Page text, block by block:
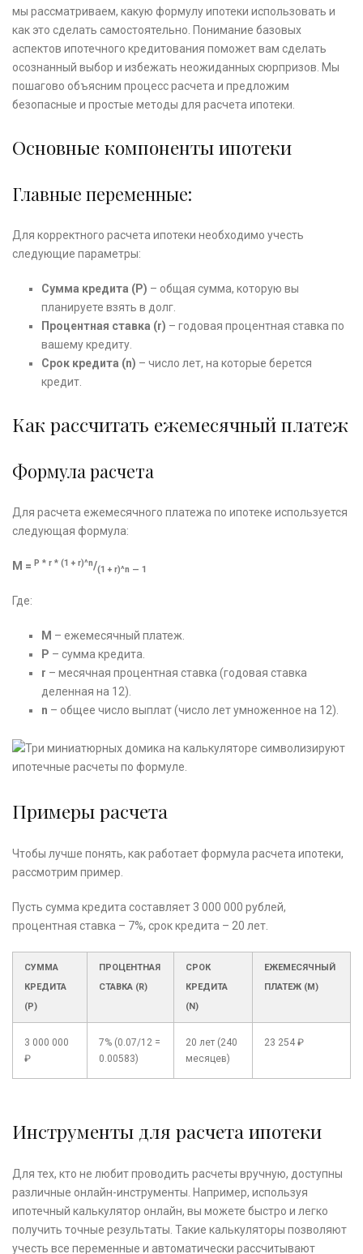
мы рассматриваем, какую формулу ипотеки использовать и
как это сделать самостоятельно. Понимание базовых
аспектов ипотечного кредитования поможет вам сделать
осознанный выбор и избежать неожиданных сюрпризов. Мы
пошагово объясним процесс расчета и предложим
безопасные и простые методы для расчета ипотеки.
Основные компоненты ипотеки
Главные переменные:
Для корректного расчета ипотеки необходимо учесть
следующие параметры:
Сумма кредита (P) – общая сумма, которую вы
планируете взять в долг.
Процентная ставка (r) – годовая процентная ставка по
вашему кредиту.
Срок кредита (n) – число лет, на которые берется
кредит.
Как рассчитать ежемесячный платеж
Формула расчета
Для расчета ежемесячного платежа по ипотеке используется
следующая формула:
M = P * r * (1 + r)^n/(1 + r)^n — 1
Где:
M – ежемесячный платеж.
P – сумма кредита.
r – месячная процентная ставка (годовая ставка
деленная на 12).
n – общее число выплат (число лет умноженное на 12).
Примеры расчета
Чтобы лучше понять, как работает формула расчета ипотеки,
рассмотрим пример.
Пусть сумма кредита составляет 3 000 000 рублей,
процентная ставка – 7%, срок кредита – 20 лет.
СУММА
КРЕДИТА
(P)
ПРОЦЕНТНАЯ
СТАВКА (R)
СРОК
КРЕДИТА
(N)
ЕЖЕМЕСЯЧНЫЙ
ПЛАТЕЖ (M)
3 000 000
₽
7% (0.07/12 =
0.00583)
20 лет (240
месяцев)
23 254 ₽
Инструменты для расчета ипотеки
Для тех, кто не любит проводить расчеты вручную, доступны
различные онлайн-инструменты. Например, используя
ипотечный калькулятор онлайн, вы можете быстро и легко
получить точные результаты. Такие калькуляторы позволяют
учесть все переменные и автоматически рассчитывают